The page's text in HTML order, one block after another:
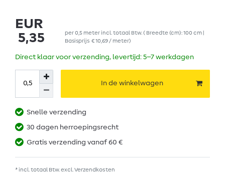
EUR
5,35
per0,5 meterincl. totaal Btw. ( Breedte (cm): 100 cm |
Basisprijs€ 10,69 / meter)
Direct klaar voor verzending, levertijd: 5–7 werkdagen
In de winkelwagen
Snelle verzending
30 dagen herroepingsrecht
Gratis verzending vanaf 60 €
* incl. totaal Btw. excl. Verzendkosten